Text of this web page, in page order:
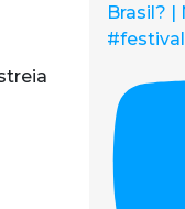
Brasil? |